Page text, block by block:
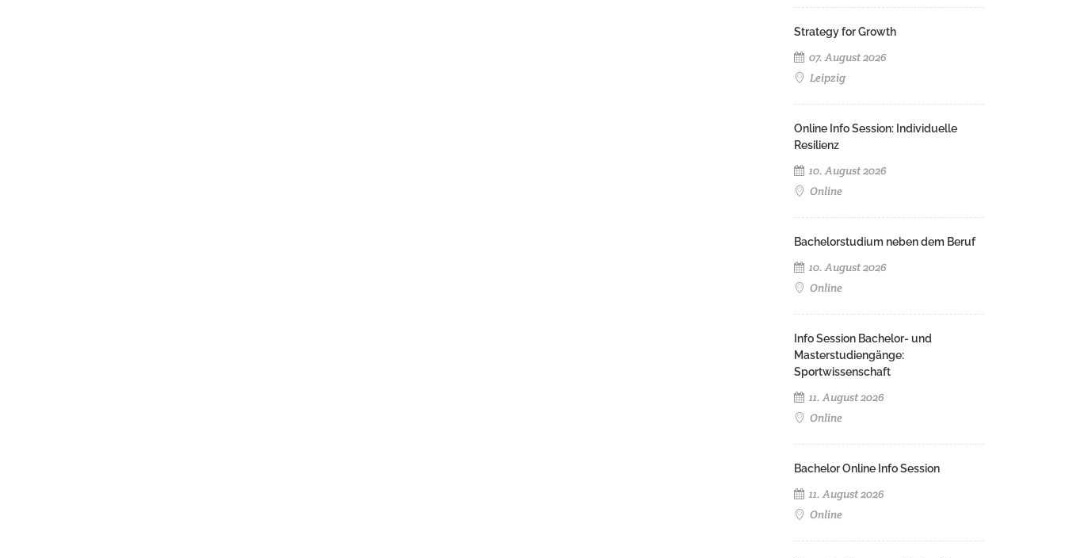
Strategy for Growth
07. August 2026
Leipzig
Online Info Session: Individuelle
Resilienz
10. August 2026
Online
Bachelorstudium neben dem Beruf
10. August 2026
Online
Info Session Bachelor- und
Masterstudiengänge:
Sportwissenschaft
11. August 2026
Online
Bachelor Online Info Session
11. August 2026
Online